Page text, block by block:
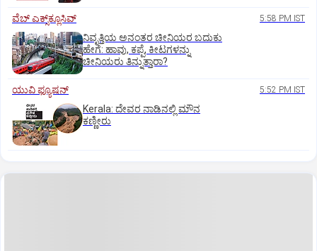
ವೆಬ್ ಎಕ್ಸ್‌ಕ್ಲೂಸಿವ್ 5:58 PM IST
ನಿವೃತ್ತಿಯ ಅನಂತರ ಚೀನಿಯರ ಬದುಕು
ಹೇಗೆ: ಹಾವು, ಕಪ್ಪೆ, ಕೀಟಗಳನ್ನು
ಚೀನಿಯರು ತಿನ್ನುತ್ತಾರಾ?
ಯುವಿ ಫ್ಯೂಷನ್ 5:52 PM IST
Kerala: ದೇವರ ನಾಡಿನಲ್ಲಿ ಮೌನ
ಕಣ್ಣೀರು